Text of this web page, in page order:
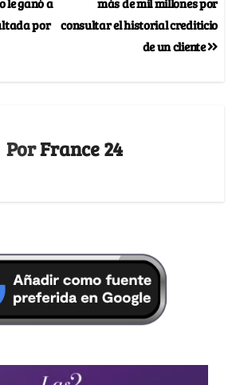
consultar el historial crediticio
de un cliente
por
PorFrance 24